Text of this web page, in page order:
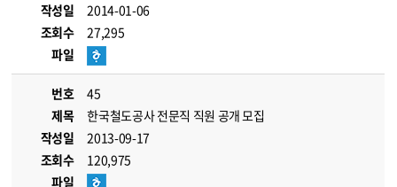
작성일
2014-01-06
조회수
27,295
파일
번호
45
제목
한국철도공사 전문직 직원 공개 모집
작성일
2013-09-17
조회수
120,975
파일